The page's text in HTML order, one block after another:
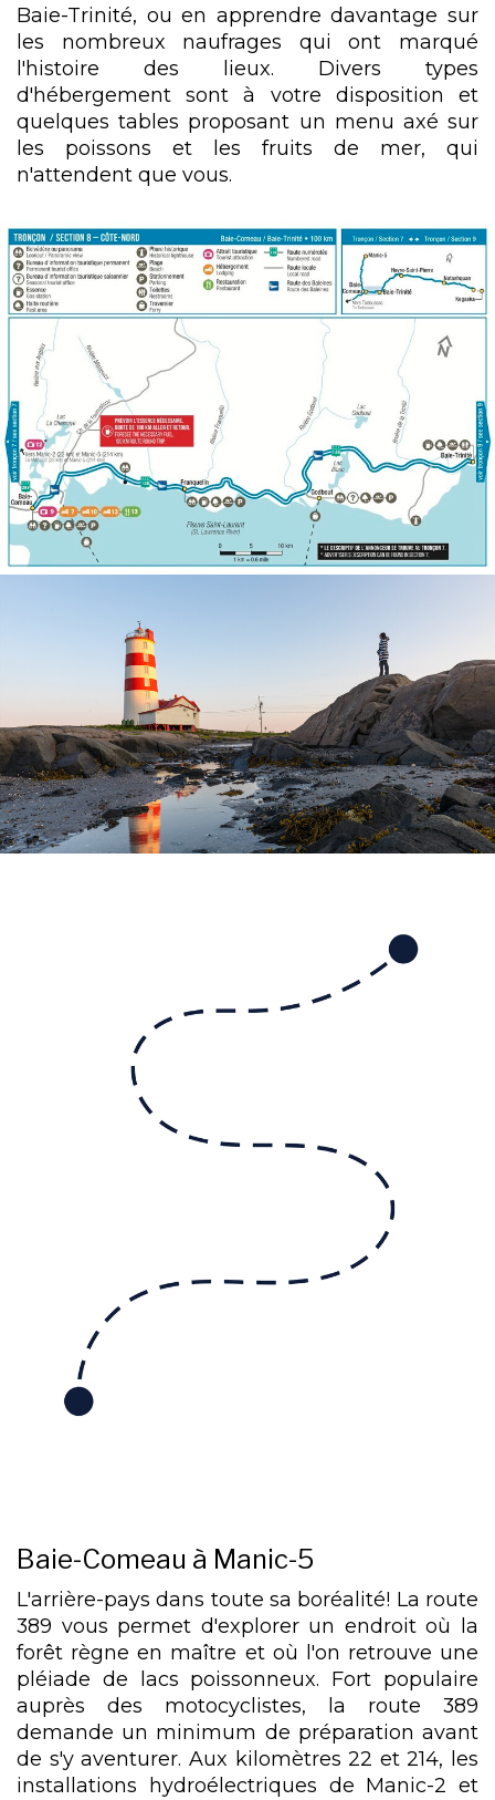
Baie-Trinité, ou en apprendre davantage sur
les nombreux naufrages qui ont marqué
l'histoire des lieux. Divers types
d'hébergement sont à votre disposition et
quelques tables proposant un menu axé sur
les poissons et les fruits de mer, qui
n'attendent que vous.
Baie-Comeau à Manic-5
L'arrière-pays dans toute sa boréalité! La route
389 vous permet d'explorer un endroit où la
forêt règne en maître et où l'on retrouve une
pléiade de lacs poissonneux. Fort populaire
auprès des motocyclistes, la route 389
demande un minimum de préparation avant
de s'y aventurer. Aux kilomètres 22 et 214, les
installations hydroélectriques de Manic-2 et